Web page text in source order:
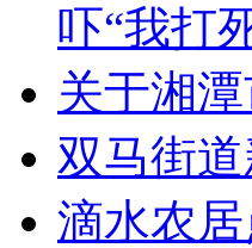
吓“我打
关于湘
双马街
滴水农